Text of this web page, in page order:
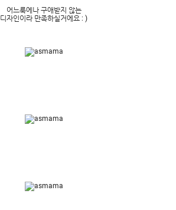
어느룩에나 구애받지 않는
디자인이라 만족하실거에요 : )